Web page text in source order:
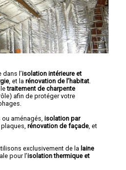
l’isolation intérieure et
, et la rénovation de l’habitat.
letraitement de charpente
afin de protéger votre
ou aménagés, isolation par
rénovation de façade, et
exclusivement de la laine
pour l’isolation thermique et